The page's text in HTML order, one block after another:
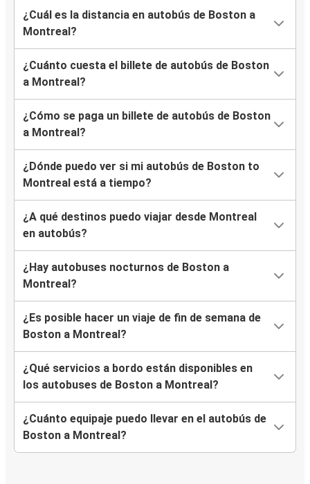
¿Cuál es la distancia en autobús de Boston a
Montreal?
¿Cuánto cuesta el billete de autobús de Boston
a Montreal?
¿Cómo se paga un billete de autobús de Boston
a Montreal?
¿Dónde puedo ver si mi autobús de Boston to
Montreal está a tiempo?
¿A qué destinos puedo viajar desde Montreal
en autobús?
¿Hay autobuses nocturnos de Boston a
Montreal?
¿Es posible hacer un viaje de fin de semana de
Boston a Montreal?
¿Qué servicios a bordo están disponibles en
los autobuses de Boston a Montreal?
¿Cuánto equipaje puedo llevar en el autobús de
Boston a Montreal?